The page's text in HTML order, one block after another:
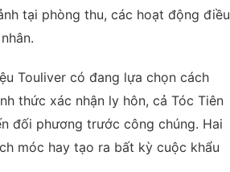
tại phòng thu, các hoạt động điều
Touliver có đang lựa chọn cách
thức xác nhận ly hôn, cả Tóc Tiên
đối phương trước công chúng. Hai
móc hay tạo ra bất kỳ cuộc khẩu